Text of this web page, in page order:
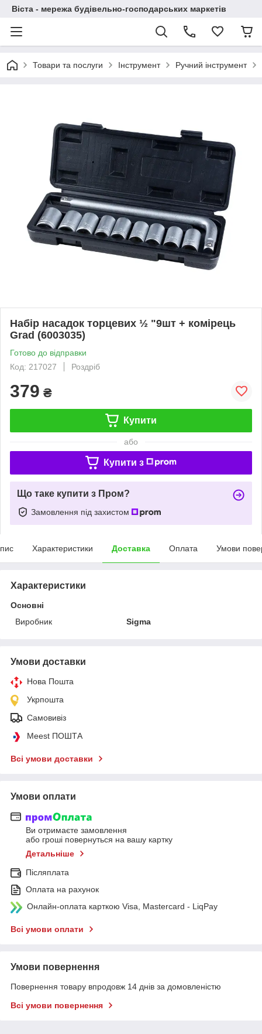
Віста - мережа будівельно-господарських маркетів
Товари та послуги Інструмент Ручний інструмент
Набір насадок торцевих ½ "9шт + комірець
Grad (6003035)
Готово до відправки
Код: 217027
Роздріб
379 ₴
Купити
або
Купити з
Що таке купити з Пром?
Замовлення під захистом
Характеристики Доставка Оплата Умови
Характеристики
Основні
Виробник
Sigma
Умови доставки
Нова Пошта
Укрпошта
Самовивіз
Meest ПОШТА
Всі умови доставки
Умови оплати
Ви отримаєте замовлення
або гроші повернуться на вашу картку
Детальніше
Післяплата
Оплата на рахунок
Онлайн-оплата карткою Visa, Mastercard - LiqPay
Всі умови оплати
Умови повернення
Повернення товару впродовж 14 днів за домовленістю
Всі умови повернення